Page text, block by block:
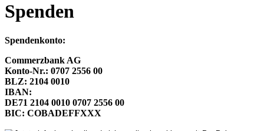
Spenden
Spendenkonto:
Commerzbank AG
Konto-Nr.: 0707 2556 00
BLZ: 2104 0010
IBAN:
DE71 2104 0010 0707 2556 00
BIC: COBADEFFXXX